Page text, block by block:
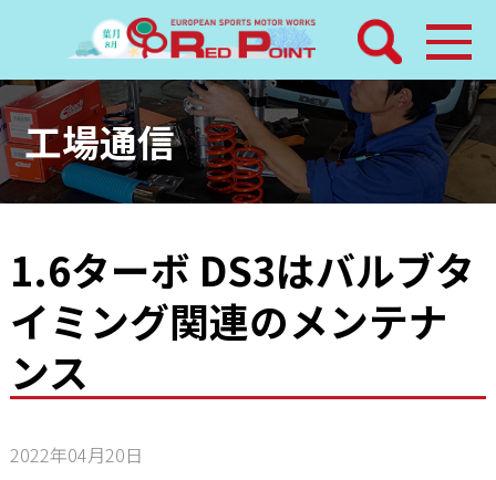
検索
ホーム
トピックス
レッドポイントパーツ
その他サービス
工場通信
1.6ターボ DS3はバルブタ
イミング関連のメンテナ
ンス
2022年04月20日